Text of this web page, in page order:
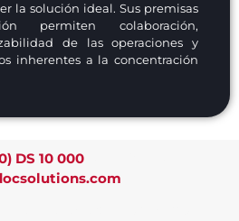
la solución ideal. Sus premisas
permiten colaboración,
de las operaciones y
inherentes a la concentración
DS 10 000o escríbanos a